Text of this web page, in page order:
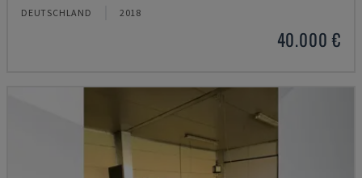
DEUTSCHLAND 2018
40.000 €